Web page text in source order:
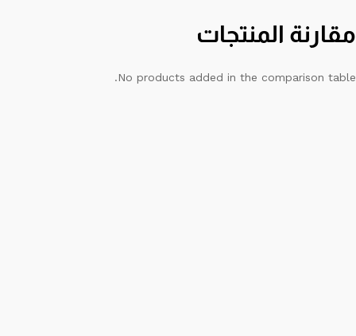
مقارنة المنتجات
No products added in the comparison table.